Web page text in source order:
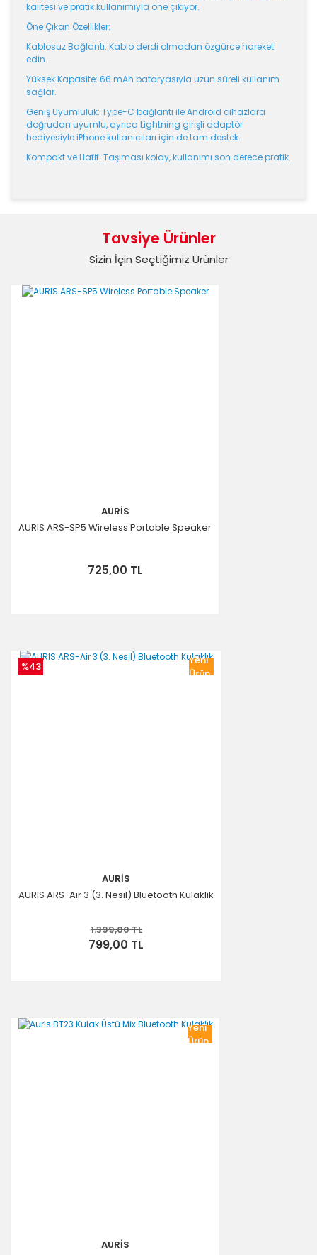
kalitesi ve pratik kullanımıyla öne çıkıyor.
Öne Çıkan Özellikler:
Kablosuz Bağlantı: Kablo derdi olmadan özgürce hareket
edin.
Yüksek Kapasite: 66 mAh bataryasıyla uzun süreli kullanım
sağlar.
Geniş Uyumluluk: Type-C bağlantı ile Android cihazlara
doğrudan uyumlu, ayrıca Lightning girişli adaptör
hediyesiyle iPhone kullanıcıları için de tam destek.
Kompakt ve Hafif: Taşıması kolay, kullanımı son derece pratik.
Yorum Yaz
formunu kullanarak tarafımıza iletebilirsiniz.
Görüş ve önerileriniz için teşekkür ederiz.
Ürün açıklamasında eksik bilgiler bulunuyor.
Tavsiye Ürünler
Sizin İçin Seçtiğimiz Ürünler
AURİS
AURIS ARS-SP5 Wireless Portable Speaker
725,00 TL
Yeni
Ürün
%43
AURİS
AURIS ARS-Air 3 (3. Nesil) Bluetooth Kulaklık
1.399,00 TL
799,00 TL
Yeni
Ürün
AURİS